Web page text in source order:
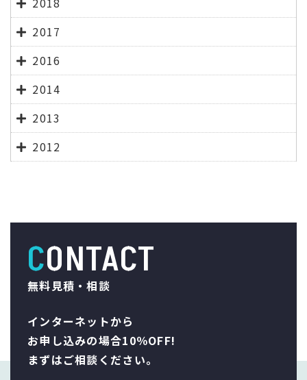
2017
2016
2014
2013
2012
CONTACT
無料見積・相談
インターネットから
お申し込みの場合10％OFF!
まずはご相談ください。